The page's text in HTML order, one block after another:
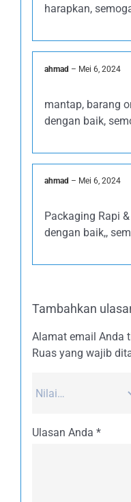
harapkan,
ahmad – Mei 6, 2024
mantap, barang
dengan baik,
ahmad – Mei 6, 2024
Packaging Rapi
dengan baik,,
Tambahkan
Alamat email Anda
Ruas yang wajib
Ulasan Anda *